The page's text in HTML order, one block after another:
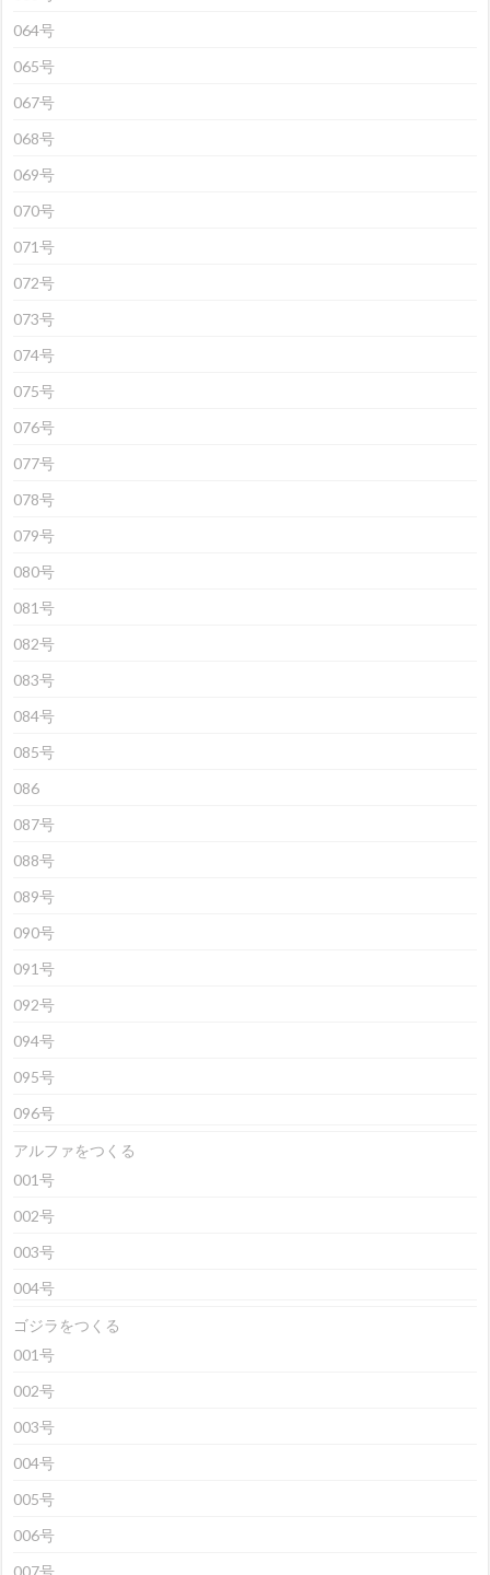
064号
065号
067号
068号
069号
070号
071号
072号
073号
074号
075号
076号
077号
078号
079号
080号
081号
082号
083号
084号
085号
086
087号
088号
089号
090号
091号
092号
094号
095号
096号
アルファをつくる
001号
002号
003号
004号
ゴジラをつくる
001号
002号
003号
004号
005号
006号